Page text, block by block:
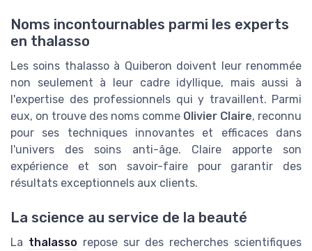
Noms incontournables parmi les experts
en thalasso
Les soins thalasso à Quiberon doivent leur renommée
non seulement à leur cadre idyllique, mais aussi à
l'expertise des professionnels qui y travaillent. Parmi
eux, on trouve des noms comme Olivier Claire, reconnu
pour ses techniques innovantes et efficaces dans
l'univers des soins anti-âge. Claire apporte son
expérience et son savoir-faire pour garantir des
résultats exceptionnels aux clients.
La science au service de la beauté
La thalasso repose sur des recherches scientifiques